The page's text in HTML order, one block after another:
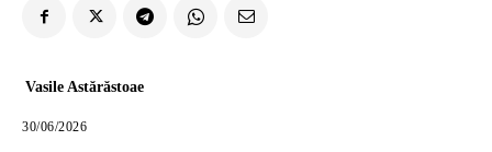
Vasile Astărăstoae
30/06/2026